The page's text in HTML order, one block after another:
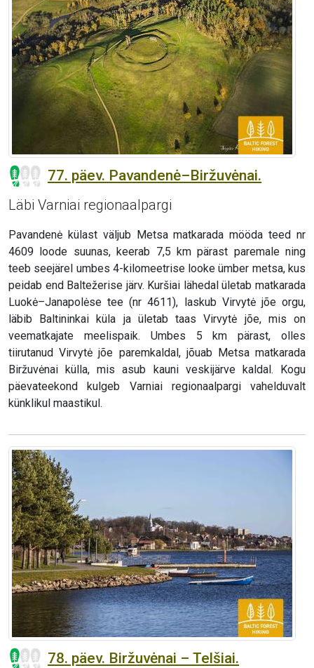
77. päev. Pavandenė–Biržuvėnai.
Läbi Varniai regionaalpargi
Pavandenė külast väljub Metsa matkarada mööda teed nr
4609 loode suunas, keerab 7,5 km pärast paremale ning
teeb seejärel umbes 4-kilomeetrise looke ümber metsa, kus
peidab end Baltežerise järv. Kuršiai lähedal ületab matkarada
Luokė–Janapolėse tee (nr 4611), laskub Virvytė jõe orgu,
läbib Baltininkai küla ja ületab taas Virvytė jõe, mis on
veematkajate meelispaik. Umbes 5 km pärast, olles
tiirutanud Virvytė jõe paremkaldal, jõuab Metsa matkarada
Biržuvėnai külla, mis asub kauni veskijärve kaldal. Kogu
päevateekond kulgeb Varniai regionaalpargi vahelduvalt
künklikul maastikul.
78. päev. Biržuvėnai – Telšiai.